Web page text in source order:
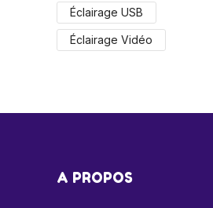
Éclairage USB
Éclairage Vidéo
A PROPOS